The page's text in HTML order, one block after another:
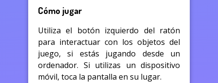
Cómo jugar
Utiliza el botón izquierdo del ratón
para interactuar con los objetos del
juego, si estás jugando desde un
ordenador. Si utilizas un dispositivo
móvil, toca la pantalla en su lugar.